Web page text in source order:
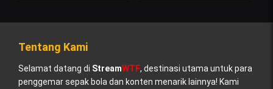
Tentang Kami
Selamat datang di StreamWTF, destinasi utama untuk para
penggemar sepak bola dan konten menarik lainnya! Kami